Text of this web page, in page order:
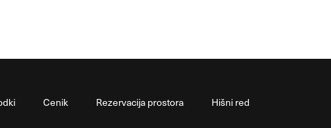
Cenik Rezervacija prostora Hišni red